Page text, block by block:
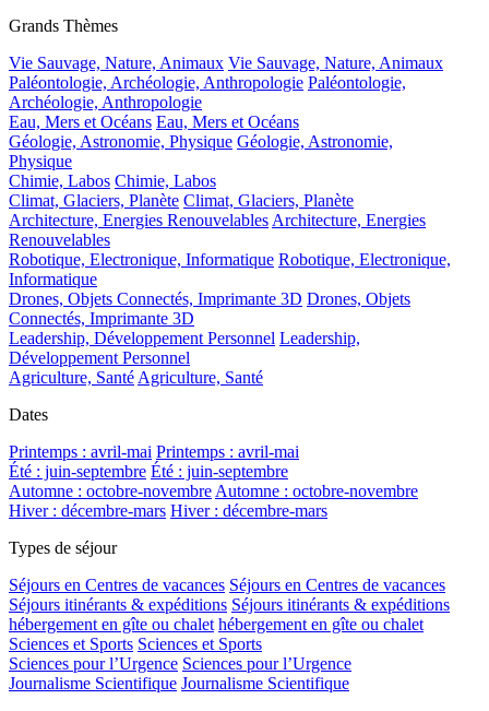
Grands Thèmes
Vie Sauvage, Nature, Animaux Vie Sauvage, Nature, Animaux
Paléontologie, Archéologie, Anthropologie Paléontologie,
Archéologie, Anthropologie
Eau, Mers et Océans Eau, Mers et Océans
Géologie, Astronomie, Physique Géologie, Astronomie,
Physique
Chimie, Labos Chimie, Labos
Climat, Glaciers, Planète Climat, Glaciers, Planète
Architecture, Energies RenouvelablesArchitecture, Energies
Renouvelables
Robotique, Electronique, Informatique Robotique, Electronique,
Informatique
Drones, Objets Connectés, Imprimante 3D Drones, Objets
Connectés, Imprimante 3D
Leadership, Développement Personnel Leadership,
Développement Personnel
Agriculture, SantéAgriculture, Santé
Dates
Printemps : avril-mai Printemps : avril-mai
Été : juin-septembre Été : juin-septembre
Automne : octobre-novembreAutomne : octobre-novembre
Hiver : décembre-mars Hiver : décembre-mars
Types de séjour
Séjours en Centres de vacances Séjours en Centres de vacances
Séjours itinérants & expéditions Séjours itinérants & expéditions
hébergement en gîte ou chalet hébergement en gîte ou chalet
Sciences et Sports Sciences et Sports
Sciences pour l’Urgence Sciences pour l’Urgence
Journalisme Scientifique Journalisme Scientifique